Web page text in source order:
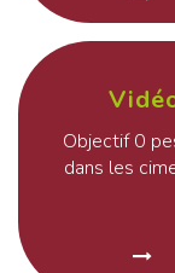
Objectif 0
dans les